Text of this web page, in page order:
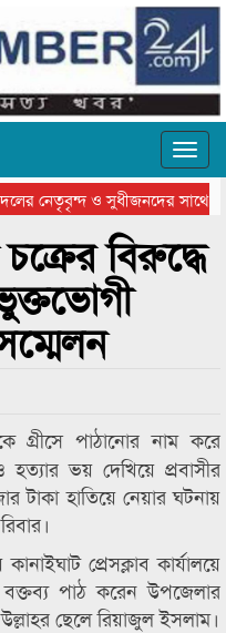
নেতৃবৃন্দ ও সুধীজনদের সাথে
গ্রুপ থিয়েটার ফেডারেশানের
বিরুদ্ধে
গ্রীসে পাঠানোর নাম করে
ভয় দেখিয়ে প্রবাসীর
টাকা হাতিয়ে নেয়ার ঘটনায়
প্রেসক্লাব কার্যালয়ে
পাঠ করেন উপজেলার
ছেলে রিয়াজুল ইসলাম।